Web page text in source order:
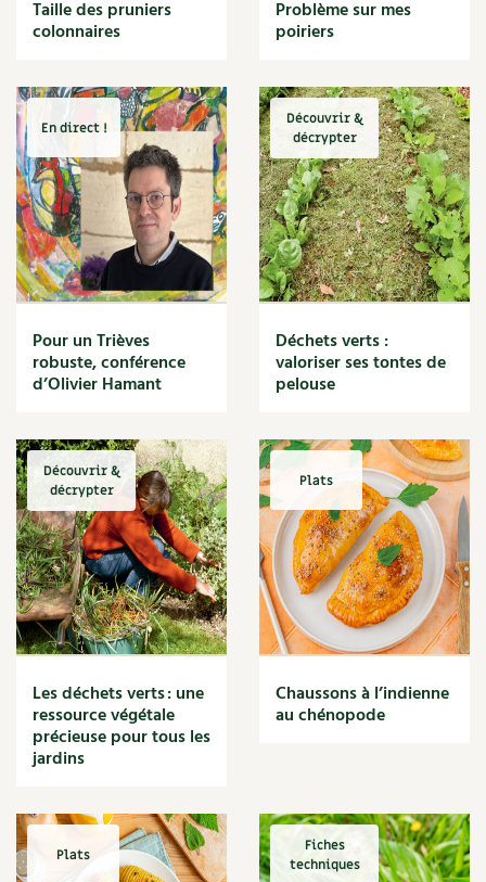
Cuisine saine
Décoration
DIY
Eau
Énergie
Enfants
Expérimentation
Fleur
Jardin bio
Légumes
Légumineuse
Maïs doux
Maison saine
Mare
Marie Chioca
Marmite
Massage
Matériaux
Maux
Méditerranéen
Menace
Mésange
Microflore
Migraine
Mode de culture
Montagne
Moutarde
Multiplication
Taille des pruniers
colonnaires
Problème sur mes
poiriers
En direct !
Pour un Trièves
robuste, conférence
d’Olivier Hamant
Découvrir &
décrypter
Déchets verts :
valoriser ses tontes de
pelouse
Découvrir &
décrypter
Les déchets verts : une
ressource végétale
précieuse pour tous les
jardins
Plats
Chaussons à l’indienne
au chénopode
Plats
Fiches
techniques